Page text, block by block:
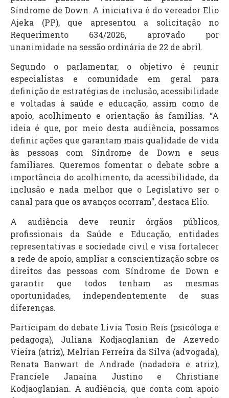
Síndrome de Down. A iniciativa é do vereador Elio
Ajeka (PP), que apresentou a solicitação no
Requerimento 634/2026, aprovado por
unanimidade na sessão ordinária de 22 de abril.
Segundo o parlamentar, o objetivo é reunir
especialistas e comunidade em geral para
definição de estratégias de inclusão, acessibilidade
e voltadas à saúde e educação, assim como de
apoio, acolhimento e orientação às famílias. “A
ideia é que, por meio desta audiência, possamos
definir ações que garantam mais qualidade de vida
às pessoas com Síndrome de Down e seus
familiares. Queremos fomentar o debate sobre a
importância do acolhimento, da acessibilidade, da
inclusão e nada melhor que o Legislativo ser o
canal para que os avanços ocorram”, destaca Elio.
A audiência deve reunir órgãos públicos,
profissionais da Saúde e Educação, entidades
representativas e sociedade civil e visa fortalecer
a rede de apoio, ampliar a conscientização sobre os
direitos das pessoas com Síndrome de Down e
garantir que todos tenham as mesmas
oportunidades, independentemente de suas
diferenças.
Participam do debate Lívia Tosin Reis (psicóloga e
pedagoga), Juliana Kodjaoglanian de Azevedo
Vieira (atriz), Melrian Ferreira da Silva (advogada),
Renata Banwart de Andrade (nadadora e atriz),
Franciele Janaína Justino e Christiane
Kodjaoglanian. A audiência, que conta com apoio